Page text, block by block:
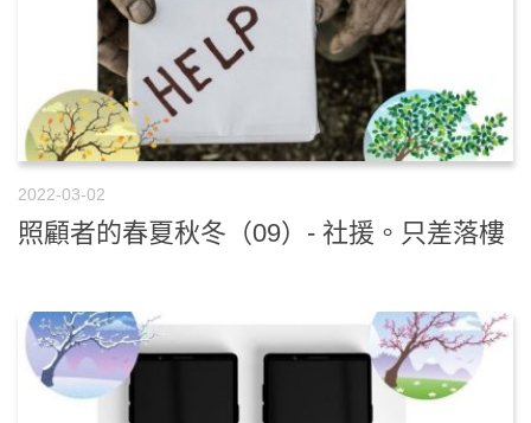
2022-03-02
照顧者的春夏秋冬（09）- 社援。只差落樓